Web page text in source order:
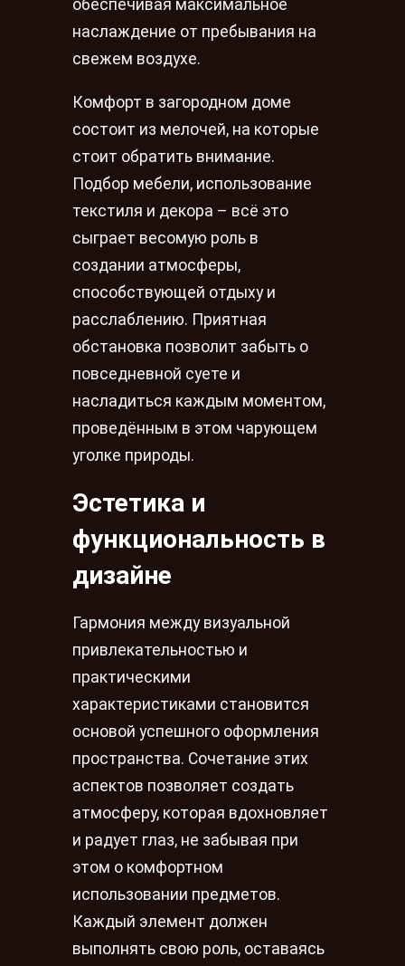
обеспечивая максимальное
наслаждение от пребывания на
свежем воздухе.
Комфорт в загородном доме
состоит из мелочей, на которые
стоит обратить внимание.
Подбор мебели, использование
текстиля и декора – всё это
сыграет весомую роль в
создании атмосферы,
способствующей отдыху и
расслаблению. Приятная
обстановка позволит забыть о
повседневной суете и
насладиться каждым моментом,
проведённым в этом чарующем
уголке природы.
Эстетика и
функциональность в
дизайне
Гармония между визуальной
привлекательностью и
практическими
характеристиками становится
основой успешного оформления
пространства. Сочетание этих
аспектов позволяет создать
атмосферу, которая вдохновляет
и радует глаз, не забывая при
этом о комфортном
использовании предметов.
Каждый элемент должен
выполнять свою роль, оставаясь